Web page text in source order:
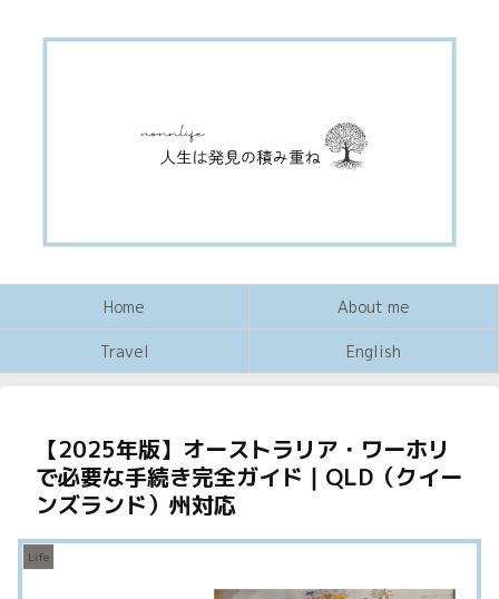
Home About me
Travel English
【2025年版】オーストラリア・ワーホリ
で必要な手続き完全ガイド｜QLD（クイー
ンズランド）州対応
Life